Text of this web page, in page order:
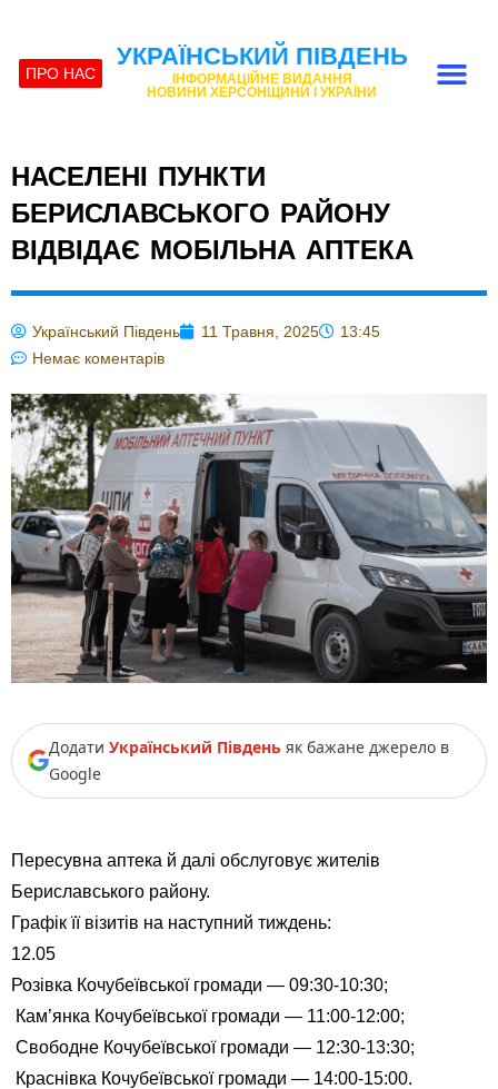
ПРО НАС
УКРАЇНСЬКИЙ ПІВДЕНЬ
ІНФОРМАЦІЙНЕ ВИДАННЯ
НОВИНИ ХЕРСОНЩИНИ І УКРАЇНИ
НАСЕЛЕНІ ПУНКТИ
БЕРИСЛАВСЬКОГО РАЙОНУ
ВІДВІДАЄ МОБІЛЬНА АПТЕКА
Український Південь 11 Травня, 2025
13:45
Немає коментарів
Додати Український Південь як бажане джерело в
Google
Пересувна аптека й далі обслуговує жителів
Бериславського району.
Графік її візитів на наступний тиждень:
12.05
Розівка Кочубеївської громади — 09:30-10:30;
Кам’янка Кочубеївської громади — 11:00-12:00;
Свободне Кочубеївської громади — 12:30-13:30;
Краснівка Кочубеївської громади — 14:00-15:00.